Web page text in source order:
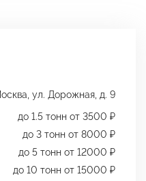
ул. Дорожная, д. 9
до 1.5 тонн от 3500 ₽
до 3 тонн от 8000 ₽
до 5 тонн от 12000 ₽
до 10 тонн от 15000 ₽